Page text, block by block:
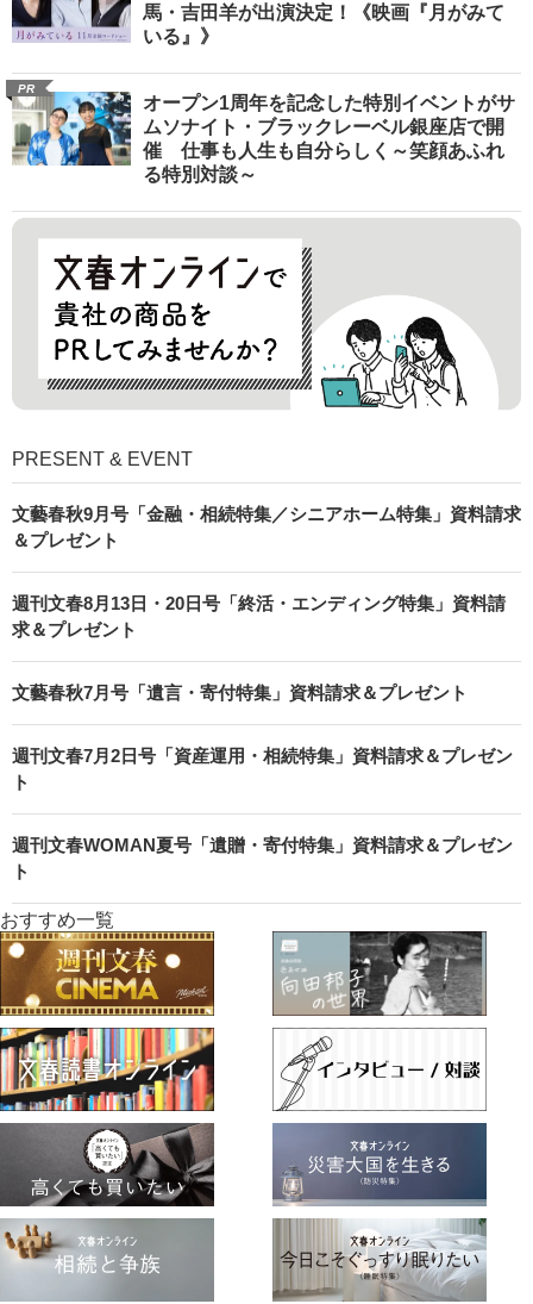
馬・吉田羊が出演決定！《映画『月がみて
いる』》
PR
オープン1周年を記念した特別イベントがサ
ムソナイト・ブラックレーベル銀座店で開
催 仕事も人生も自分らしく～笑顔あふれ
る特別対談～
PRESENT & EVENT
文藝春秋9月号「金融・相続特集／シニアホーム特集」資料請求
＆プレゼント
週刊文春8月13日・20日号「終活・エンディング特集」資料請
求＆プレゼント
文藝春秋7月号「遺言・寄付特集」資料請求＆プレゼント
週刊文春7月2日号「資産運用・相続特集」資料請求＆プレゼン
ト
週刊文春WOMAN夏号「遺贈・寄付特集」資料請求＆プレゼン
ト
おすすめ一覧